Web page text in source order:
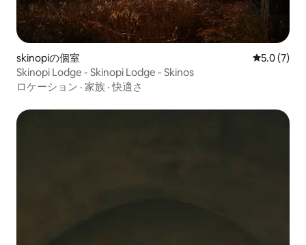
skinopiの個室 レビュー7
5.0 (7)
Skinopi Lodge - Skinopi Lodge - Skinos
ロケーション · 家族 ·快適さ